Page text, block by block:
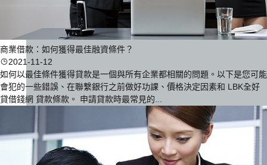
商業借款：如何獲得最佳融資條件？
2021-11-12
如何以最佳條件獲得貸款是一個與所有企業都相關的問題。以下是您可能
會犯的一些錯誤、在聯繫銀行之前做好功課、價格決定因素和 LBK全好
貸借錢網 貸款條款。 申請貸款時最常見的...